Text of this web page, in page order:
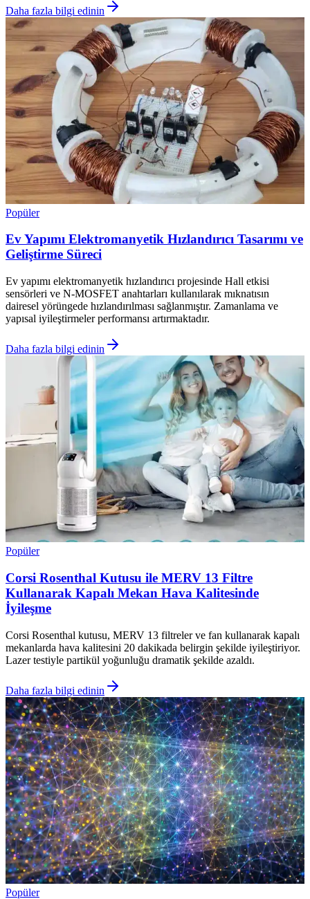
Daha fazla bilgi edinin
Popüler
Ev Yapımı Elektromanyetik Hızlandırıcı Tasarımı ve
Geliştirme Süreci
Ev yapımı elektromanyetik hızlandırıcı projesinde Hall etkisi
sensörleri ve N-MOSFET anahtarları kullanılarak mıknatısın
dairesel yörüngede hızlandırılması sağlanmıştır. Zamanlama ve
yapısal iyileştirmeler performansı artırmaktadır.
Daha fazla bilgi edinin
Popüler
Corsi Rosenthal Kutusu ile MERV 13 Filtre
Kullanarak Kapalı Mekan Hava Kalitesinde
İyileşme
Corsi Rosenthal kutusu, MERV 13 filtreler ve fan kullanarak kapalı
mekanlarda hava kalitesini 20 dakikada belirgin şekilde iyileştiriyor.
Lazer testiyle partikül yoğunluğu dramatik şekilde azaldı.
Daha fazla bilgi edinin
Popüler